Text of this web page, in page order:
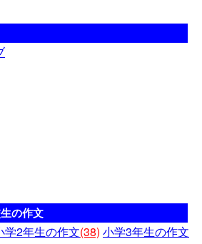
の作文
学2年生の作文(38) 小学3年生の作文